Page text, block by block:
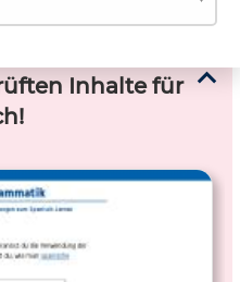
Inhalte für